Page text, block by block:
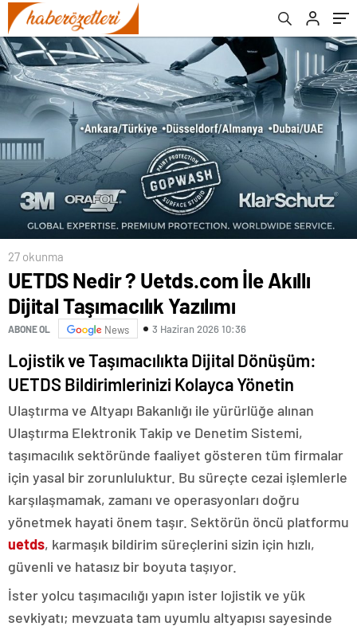
27 okunma
UETDS Nedir ? Uetds.com İle Akıllı
Dijital Taşımacılık Yazılımı
ABONE OL News 3 Haziran 2026 10:36
Lojistik ve Taşımacılıkta Dijital Dönüşüm:
UETDS Bildirimlerinizi Kolayca Yönetin
Ulaştırma ve Altyapı Bakanlığı ile yürürlüğe alınan
Ulaştırma Elektronik Takip ve Denetim Sistemi,
taşımacılık sektöründe faaliyet gösteren tüm firmalar
için yasal bir zorunluluktur. Bu süreçte cezai işlemlerle
karşılaşmamak, zamanı ve operasyonları doğru
yönetmek hayati önem taşır. Sektörün öncü platformu
uetds, karmaşık bildirim süreçlerini sizin için hızlı,
güvenli ve hatasız bir boyuta taşıyor.
İster yolcu taşımacılığı yapın ister lojistik ve yük
sevkiyatı; mevzuata tam uyumlu altyapısı sayesinde